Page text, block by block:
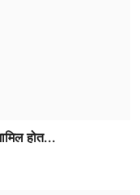
होत...